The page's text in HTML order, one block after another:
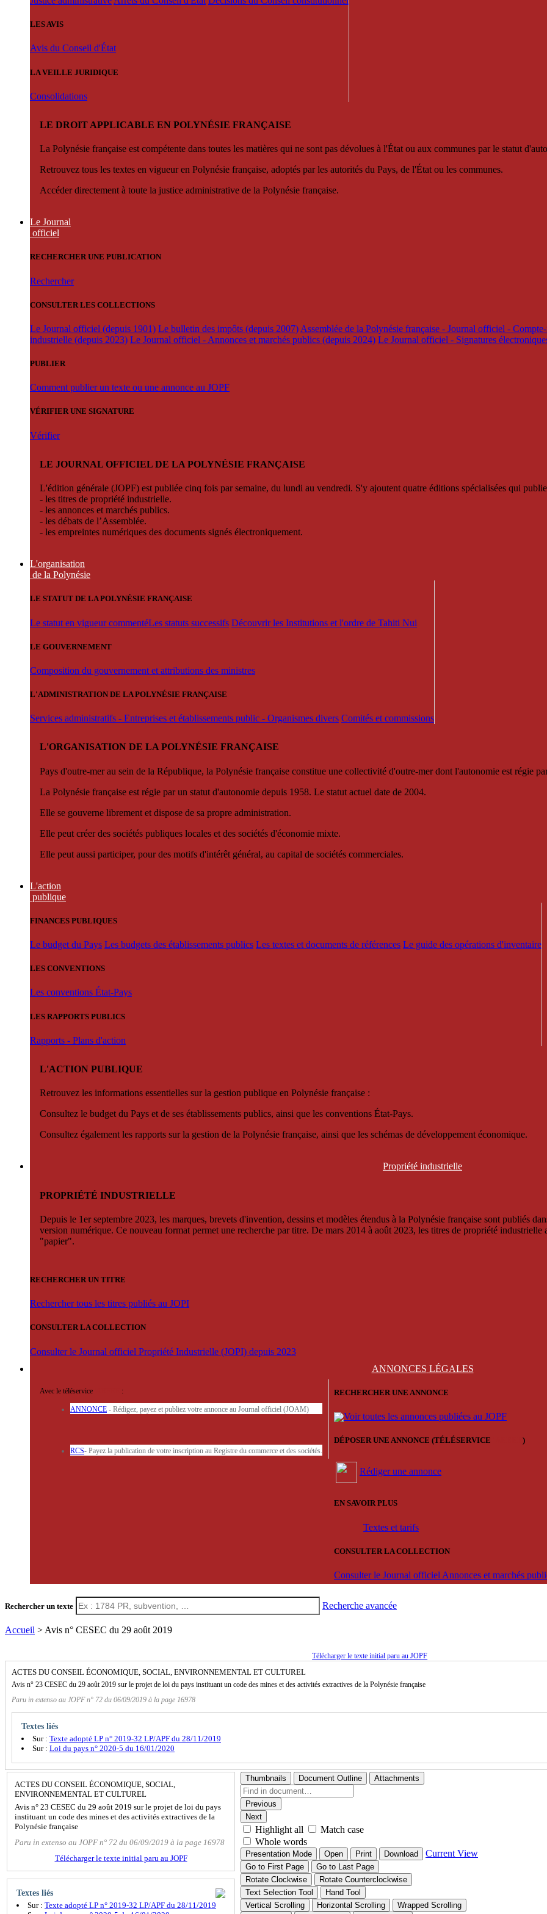
LES AVIS
Avis du Conseil d'État
LA VEILLE JURIDIQUE
Consolidations
LE DROIT APPLICABLE EN POLYNÉSIE FRANÇAISE
La Polynésie française est compétente dans toutes les matières qui ne sont pas dévolues à l'État ou aux communes par le statut
Retrouvez tous les textes en vigueur en Polynésie française, adoptés par les autorités du Pays, de l'État ou les communes.
Accéder directement à toute la justice administrative de la Polynésie française.
Le Journal
officiel
RECHERCHER UNE PUBLICATION
Rechercher
CONSULTER LES COLLECTIONS
Le Journal officiel (depuis 1901) Le bulletin des impôts (depuis 2007) Assemblée de la Polynésie française - Journal officiel -
industrielle (depuis 2023) Le Journal officiel - Annonces et marchés publics (depuis 2024) Le Journal officiel - Signatures
PUBLIER
Comment publier un texte ou une annonce au JOPF
VÉRIFIER UNE SIGNATURE
Vérifier
LE JOURNAL OFFICIEL DE LA POLYNÉSIE FRANÇAISE
L'édition générale (JOPF) est publiée cinq fois par semaine, du lundi au vendredi. S'y ajoutent quatre éditions spécialisées qui
- les titres de propriété industrielle.
- les annonces et marchés publics.
- les débats de l’Assemblée.
- les empreintes numériques des documents signés électroniquement.
L'organisation
de la Polynésie
LE STATUT DE LA POLYNÉSIE FRANÇAISE
Le statut en vigueur commentéLes statuts successifs Découvrir les Institutions et l'ordre de Tahiti Nui
LE GOUVERNEMENT
Composition du gouvernement et attributions des ministres
L'ADMINISTRATION DE LA POLYNÉSIE FRANÇAISE
Services administratifs - Entreprises et établissements public - Organismes divers Comités et commissions
L'ORGANISATION DE LA POLYNÉSIE FRANÇAISE
Pays d'outre-mer au sein de la République, la Polynésie française constitue une collectivité d'outre-mer dont l'autonomie est régie
La Polynésie française est régie par un statut d'autonomie depuis 1958. Le statut actuel date de 2004.
Elle se gouverne librement et dispose de sa propre administration.
Elle peut créer des sociétés publiques locales et des sociétés d'économie mixte.
Elle peut aussi participer, pour des motifs d'intérêt général, au capital de sociétés commerciales.
L'action
publique
FINANCES PUBLIQUES
Le budget du Pays Les budgets des établissements publics Les textes et documents de références Le guide des opérations d'inventaire
LES CONVENTIONS
Les conventions État-Pays
LES RAPPORTS PUBLICS
Rapports - Plans d'action
L'ACTION PUBLIQUE
Retrouvez les informations essentielles sur la gestion publique en Polynésie française :
Consultez le budget du Pays et de ses établissements publics, ainsi que les conventions État-Pays.
Consultez également les rapports sur la gestion de la Polynésie française, ainsi que les schémas de développement économique.
Propriété industrielle
PROPRIÉTÉ INDUSTRIELLE
Depuis le 1er septembre 2023, les marques, brevets d'invention, dessins et modèles étendus à la Polynésie française sont publiés
version numérique. Ce nouveau format permet une recherche par titre. De mars 2014 à août 2023, les titres de propriété
"papier".
RECHERCHER UN TITRE
Rechercher tous les titres publiés au JOPI
CONSULTER LA COLLECTION
Consulter le Journal officiel Propriété Industrielle (JOPI) depuis 2023
ANNONCES LÉGALES
Avec le téléservice :
ANNONCE - Rédigez, payez et publiez votre annonce au Journal officiel (JOAM)
RCS- Payez la publication de votre inscription au Registre du commerce et des sociétés.
RECHERCHER UNE ANNONCE
Voir toutes les annonces publiées au JOPF
DÉPOSER UNE ANNONCE (TÉLÉSERVICE )
Rédiger une annonce
EN SAVOIR PLUS
Textes et tarifs
CONSULTER LA COLLECTION
Consulter le Journal officiel Annonces et marchés
Rechercher un texte Recherche avancée
Accueil > Avis n° CESEC du 29 août 2019
Télécharger le texte initial paru au JOPF
ACTES DU CONSEIL ÉCONOMIQUE, SOCIAL, ENVIRONNEMENTAL ET CULTUREL
Avis n° 23 CESEC du 29 août 2019 sur le projet de loi du pays instituant un code des mines et des activités extractives de la Polynésie française
Paru in extenso au JOPF n° 72 du 06/09/2019 à la page 16978
Textes liés
Sur : Texte adopté LP n° 2019-32 LP/APF du 28/11/2019
Sur : Loi du pays n° 2020-5 du 16/01/2020
ACTES DU CONSEIL ÉCONOMIQUE, SOCIAL,
ENVIRONNEMENTAL ET CULTUREL
Avis n° 23 CESEC du 29 août 2019 sur le projet de loi du pays
instituant un code des mines et des activités extractives de la
Polynésie française
Paru in extenso au JOPF n° 72 du 06/09/2019 à la page 16978
Télécharger le texte initial paru au JOPF
Textes liés
Sur : Texte adopté LP n° 2019-32 LP/APF du 28/11/2019
Thumbnails Document Outline Attachments
Previous
Next
Highlight all
Match case
Whole words
Presentation Mode Open Print Download Current View
Go to First Page
Go to Last Page
Rotate Clockwise
Rotate Counterclockwise
Text Selection Tool
Hand Tool
Vertical Scrolling
Horizontal Scrolling
Wrapped Scrolling